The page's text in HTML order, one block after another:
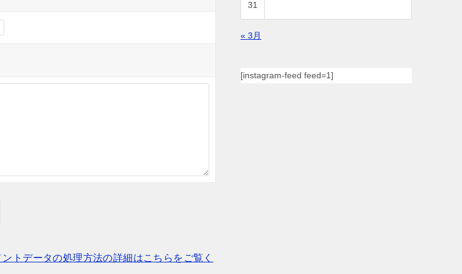
ントデータの処理方法の詳細はこちらをご覧く
31
« 3月
[instagram-feed feed=1]